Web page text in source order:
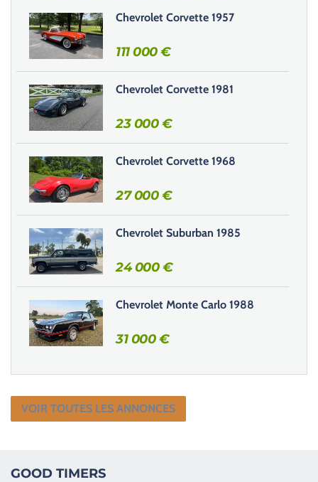
e
r
c
e
c
h
a
m
p
v
i
d
e
.
Chevrolet Corvette 1957
111 000€
Chevrolet Corvette 1981
23 000€
Chevrolet Corvette 1968
27 000€
Chevrolet Suburban 1985
24 000€
Chevrolet Monte Carlo 1988
31 000€
VOIR TOUTES LES ANNONCES
GOOD TIMERS